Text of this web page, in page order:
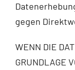
gegen
WENN DIE
GRUNDLAGE